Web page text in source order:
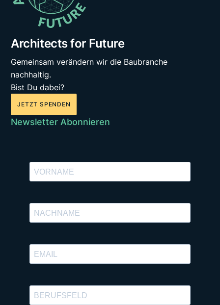
Architects for Future
Gemeinsam verändern wir die Baubranche
nachhaltig.
Bist Du dabei?
JETZT SPENDEN
Newsletter Abonnieren